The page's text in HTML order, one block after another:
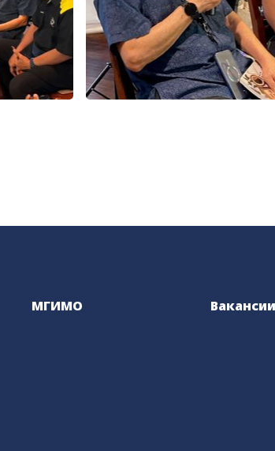
МГИМО Вакансии